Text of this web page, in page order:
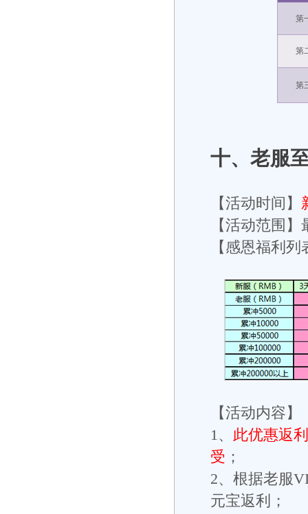
第
第
第
十、老服
【活动时间】
【活动范围】
【感恩福利列
【活动内容】
1、 此优惠返
受 ；
2、根据老服
元宝返利；